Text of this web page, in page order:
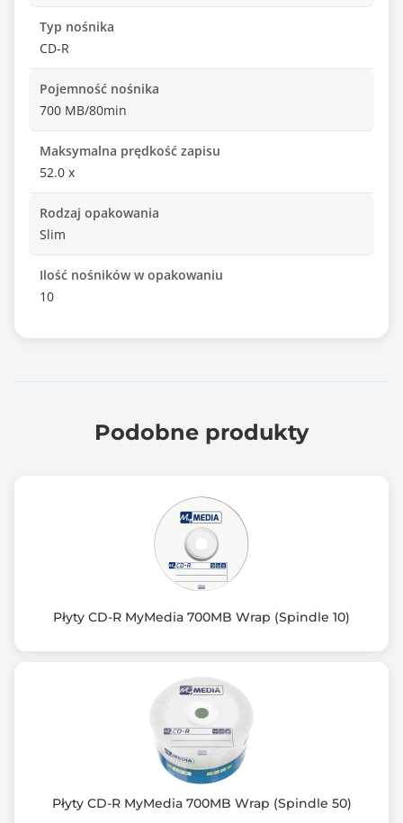
Typ nośnika
CD-R
Pojemność nośnika
700 MB/80min
Maksymalna prędkość zapisu
52.0 x
Rodzaj opakowania
Slim
Ilość nośników w opakowaniu
10
Podobne produkty
Płyty CD-R MyMedia 700MB Wrap (Spindle 10)
Płyty CD-R MyMedia 700MB Wrap (Spindle 50)